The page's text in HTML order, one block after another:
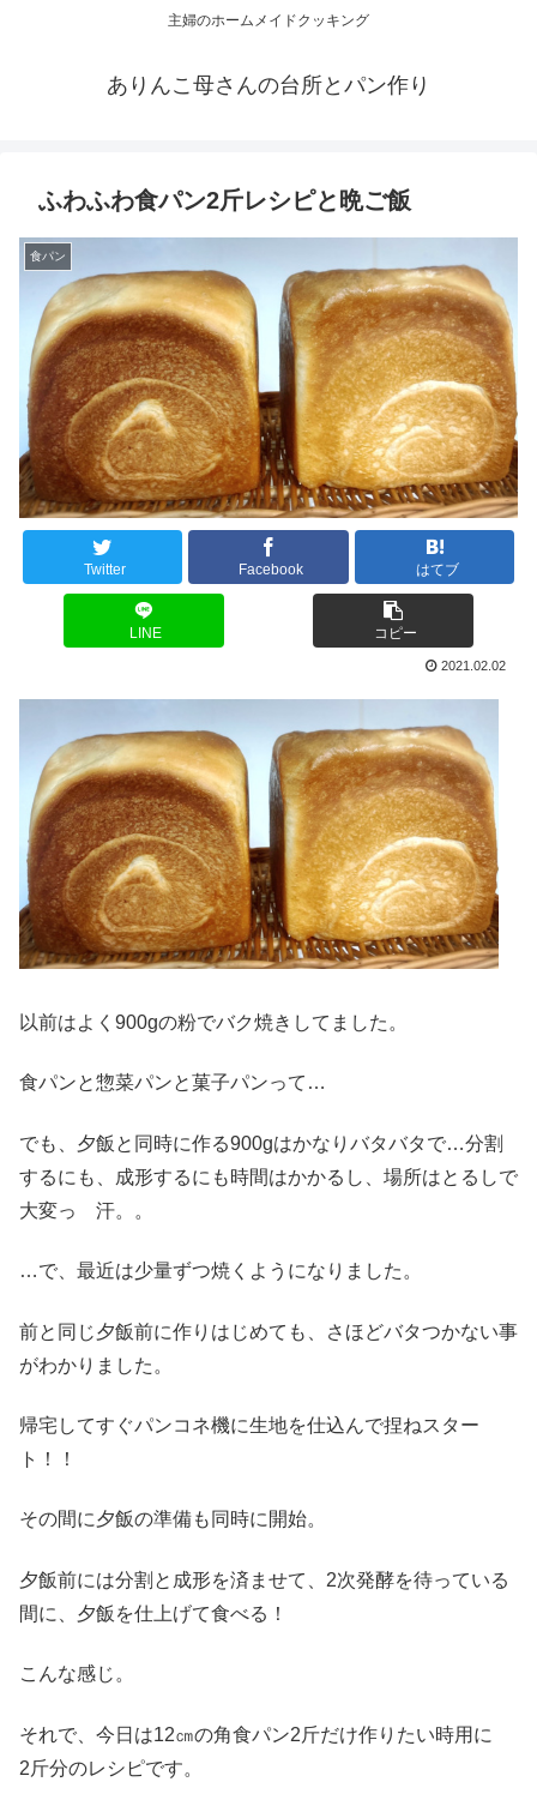
主婦のホームメイドクッキング
ありんこ母さんの台所とパン作り
ふわふわ食パン2斤レシピと晩ご飯
食パン
Twitter Facebook はてブ
LINE コピー
2021.02.02
以前はよく900gの粉でバク焼きしてました。
食パンと惣菜パンと菓子パンって…
でも、夕飯と同時に作る900gはかなりバタバタで…分割
するにも、成形するにも時間はかかるし、場所はとるしで
大変っ 汗。。
…で、最近は少量ずつ焼くようになりました。
前と同じ夕飯前に作りはじめても、さほどバタつかない事
がわかりました。
帰宅してすぐパンコネ機に生地を仕込んで捏ねスター
ト！！
その間に夕飯の準備も同時に開始。
夕飯前には分割と成形を済ませて、2次発酵を待っている
間に、夕飯を仕上げて食べる！
こんな感じ。
それで、今日は12㎝の角食パン2斤だけ作りたい時用に
2斤分のレシピです。